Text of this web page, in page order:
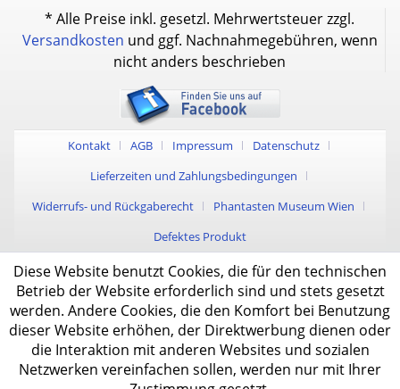
* Alle Preise inkl. gesetzl. Mehrwertsteuer zzgl.
Versandkosten und ggf. Nachnahmegebühren, wenn
nicht anders beschrieben
Kontakt AGB Impressum
Datenschutz
Lieferzeiten und Zahlungsbedingungen
Widerrufs- und Rückgaberecht
Phantasten Museum Wien
Defektes Produkt
Diese Website benutzt Cookies, die für den technischen
Betrieb der Website erforderlich sind und stets gesetzt
werden. Andere Cookies, die den Komfort bei Benutzung
dieser Website erhöhen, der Direktwerbung dienen oder
die Interaktion mit anderen Websites und sozialen
Netzwerken vereinfachen sollen, werden nur mit Ihrer